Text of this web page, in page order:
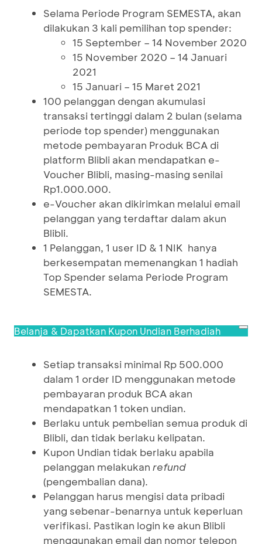
Selama Periode Program SEMESTA, akan
dilakukan 3 kali pemilihan top spender:
15 September – 14 November 2020
15 November 2020 – 14 Januari
2021
15 Januari – 15 Maret 2021
100 pelanggan dengan akumulasi
transaksi tertinggi dalam 2 bulan (selama
periode top spender) menggunakan
metode pembayaran Produk BCA di
platform Blibli akan mendapatkan e-
Voucher Blibli, masing-masing senilai
Rp1.000.000.
e-Voucher akan dikirimkan melalui email
pelanggan yang terdaftar dalam akun
Blibli.
1 Pelanggan, 1 user ID & 1 NIK hanya
berkesempatan memenangkan 1 hadiah
Top Spender selama Periode Program
SEMESTA.
Belanja & Dapatkan Kupon Undian Berhadiah
Setiap transaksi minimal Rp 500.000
dalam 1 order ID menggunakan metode
pembayaran produk BCA akan
mendapatkan 1 token undian.
Berlaku untuk pembelian semua produk di
Blibli, dan tidak berlaku kelipatan.
Kupon Undian tidak berlaku apabila
pelanggan melakukan refund
(pengembalian dana).
Pelanggan harus mengisi data pribadi
yang sebenar-benarnya untuk keperluan
verifikasi. Pastikan login ke akun Blibli
menggunakan email dan nomor telepon